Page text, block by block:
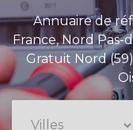
Annuaire de
France, Nord Pas-
Gratuit Nord